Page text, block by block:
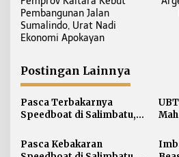
a
v
i
a
s
i
p
o
Pembangunan Jalan
Sumalindo, Urat Nadi
Ekonomi Apokayan
Postingan Lainnya
Pasca Terbakarnya
Speedboat di Salimbatu,
Pengawasan dan Edukasi
Awak Kapal
Pasca Kebakaran